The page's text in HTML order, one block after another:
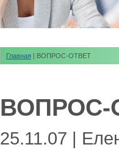
Главная | ВОПРОС-ОТВЕТ
ВОПРОС-
25.11.07 |